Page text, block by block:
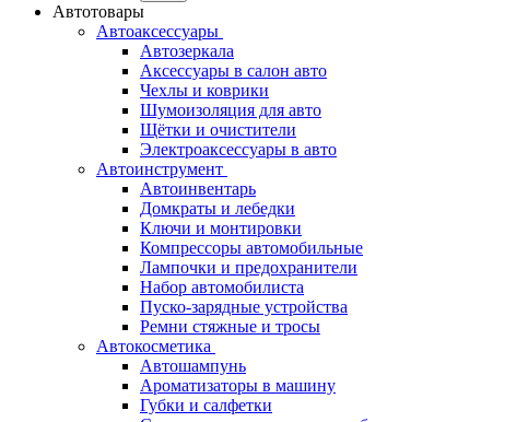
Автотовары
Автоаксессуары
Автозеркала
Аксессуары в салон авто
Чехлы и коврики
Шумоизоляция для авто
Щётки и очистители
Электроаксессуары в авто
Автоинструмент
Автоинвентарь
Домкраты и лебедки
Ключи и монтировки
Компрессоры автомобильные
Лампочки и предохранители
Набор автомобилиста
Пуско-зарядные устройства
Ремни стяжные и тросы
Автокосметика
Автошампунь
Ароматизаторы в машину
Губки и салфетки